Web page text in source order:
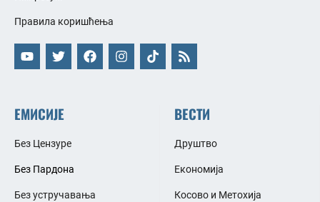
Правила коришћења
ЕМИСИЈЕ
Без Цензуре
Без Пардона
Без устручавања
ВЕСТИ
Друштво
Економија
Косово и Метохија